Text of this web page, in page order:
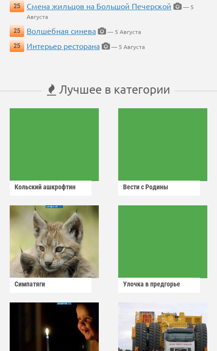
25
Смена жильцов на Большой Печерской
— 5
Августа
25
Волшебная синева
— 5 Августа
25
Интерьер ресторана — 5 Августа
Лучшее в категории
Кольский ашкрофтин Вести с Родины
Симпатяги Улочка в предгорье